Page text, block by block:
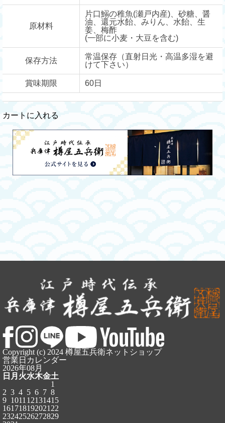
原材料
片口鰯の稚魚(瀬戸内産)、砂糖、醤
油、還元水飴、みりん、水飴、生
姜、梅酢
(一部に小麦・大豆を含む)
保存方法
常温保存（直射日光・高温多湿を避
けて下さい）
賞味期限 60日
カートに入れる
Copyright (c) 2024 樽屋五兵衛ネットショップ
営業日カレンダー
2026年08月
日 月 火水木金土
1
2 3 4 5 6 7 8
9 1011 12131415
161718192021 22
23242526272829